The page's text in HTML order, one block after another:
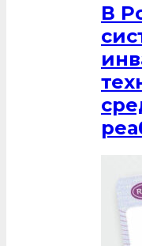
В